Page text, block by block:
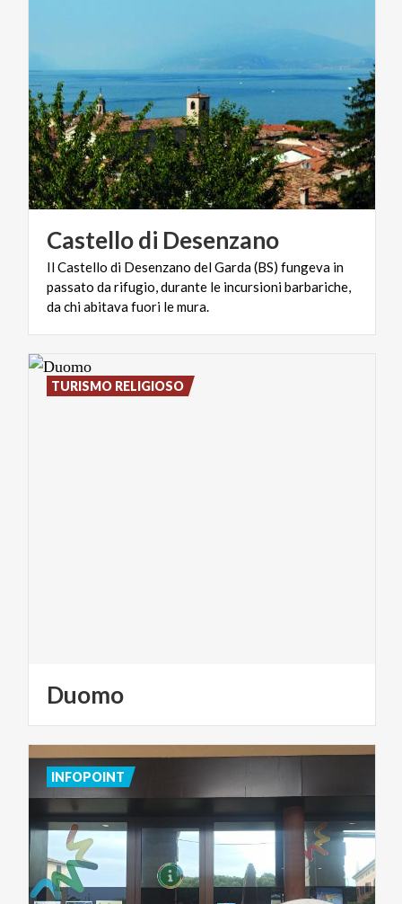
Castellodi Desenzano
Il Castello di Desenzano del Garda (BS) fungeva in
passato da rifugio, durante le incursioni barbariche,
da chi abitava fuori le mura.
Duomo
TURISMO RELIGIOSO
INFOPOINT